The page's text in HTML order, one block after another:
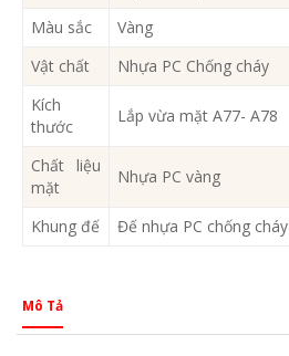
Màu sắc
Vàng
Vật chất
Nhựa PC Chống cháy
Kích
thước
Lắp vừa mặt A77- A78
Chất liệu
mặt
Nhựa PC vàng
Khung đế Đế nhựa PC chống cháy
Mô Tả